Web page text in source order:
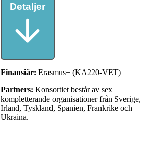
Detaljer
Finansiär: Erasmus+ (KA220-VET)
Partners: Konsortiet består av sex
kompletterande organisationer från Sverige,
Irland, Tyskland, Spanien, Frankrike och
Ukraina.